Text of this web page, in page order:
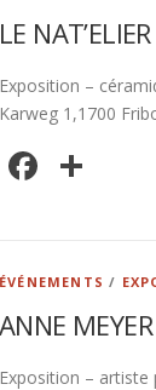
LE
Exposition –
Karweg 1,1700
ÉVÉNEMENTS /
ANNE MEYER
Exposition –